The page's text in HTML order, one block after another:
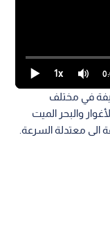
1x
في مختلف
والبحر الميت
الى معتدلة السرعة.